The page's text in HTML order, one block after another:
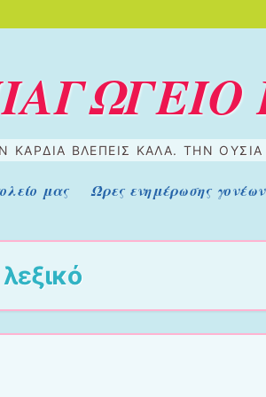
ΒΛΈΠΕΙΣ ΚΑΛΆ. ΤΗΝ
μας Ώρες ενημέρωσης γονέων
λεξικό